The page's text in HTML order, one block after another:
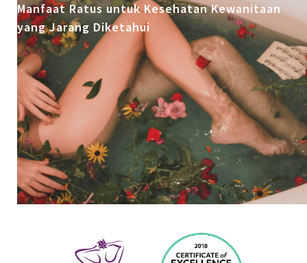
Manfaat Ratus untuk Kesehatan Kewanitaan
yang Jarang Diketahui